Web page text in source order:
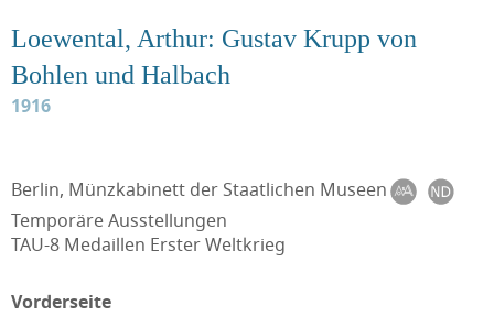
Loewental, Arthur: Gustav Krupp von
Bohlen und Halbach
1916
Berlin, Münzkabinett der Staatlichen Museen
Temporäre Ausstellungen
TAU-8 Medaillen Erster Weltkrieg
Vorderseite